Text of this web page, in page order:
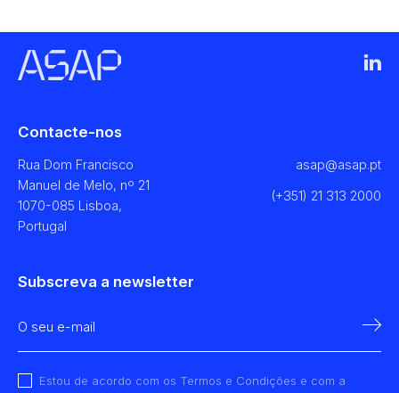
Subscreva a newsletter
Estou de acordo com os Termos e Condições e com a
Contacte-nos
Rua Dom Francisco
Manuel de Melo, nº 21
1070-085 Lisboa,
Portugal
asap@asap.pt
(+351) 21 313 2000